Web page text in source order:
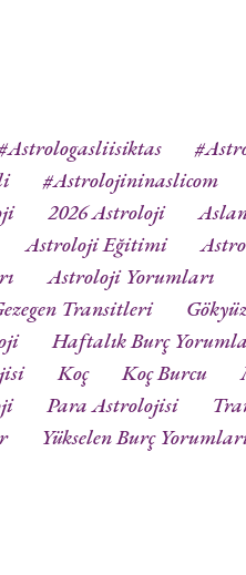
#astrolojininaslicom
2026 Astroloji
Astroloji Eğitimi
Astroloji Yorumları
Transitleri
Haftalık Burç
Koç Koç Burcu
Para Astrolojisi
Yükselen Burç